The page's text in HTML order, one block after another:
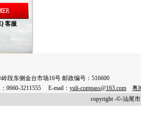
客服
段东侧金台市场16号 邮政编号：516600
0660-3211555 E-mail： yuli-compass@163.com
粤
copyright -©-汕尾